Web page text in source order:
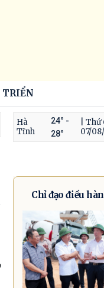
TRIỂN
Hà
Tĩnh
24° -
28°
| Thứ
07/
Chỉ đạo điều